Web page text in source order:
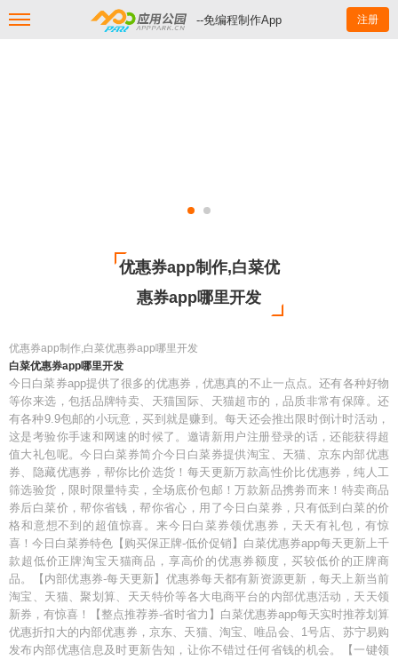
--免编程制作App 注册
优惠券app制作,白菜优
惠券app哪里开发
优惠券app制作,白菜优惠券app哪里开发
白菜优惠券app哪里开发
今日白菜券app提供了很多的优惠券，优惠真的不止一点点。还有各种好物
等你来选，包括品牌特卖、天猫国际、天猫超市的，品质非常有保障。还
有各种9.9包邮的小玩意，买到就是赚到。每天还会推出限时倒计时活动，
这是考验你手速和网速的时候了。邀请新用户注册登录的话，还能获得超
值大礼包呢。今日白菜券简介今日白菜券提供淘宝、天猫、京东内部优惠
券、隐藏优惠券，帮你比价选货！每天更新万款高性价比优惠券，纯人工
筛选验货，限时限量特卖，全场底价包邮！万款新品携劵而来！特卖商品
券后白菜价，帮你省钱，帮你省心，用了今日白菜券，只有低到白菜的价
格和意想不到的超值惊喜。来今日白菜券领优惠券，天天有礼包，有惊
喜！今日白菜券特色【购买保正牌-低价促销】白菜优惠券app每天更新上千
款超低价正牌淘宝天猫商品，享高价的优惠券额度，买较低价的正牌商
品。【内部优惠券-每天更新】优惠券每天都有新资源更新，每天上新当前
淘宝、天猫、聚划算、天天特价等各大电商平台的内部优惠活动，天天领
新券，有惊喜！【整点推荐券-省时省力】白菜优惠券app每天实时推荐划算
优惠折扣大的内部优惠券，京东、天猫、淘宝、唯品会、1号店、苏宁易购
发布内部优惠信息及时更新告知，让你不错过任何省钱的机会。【一键领